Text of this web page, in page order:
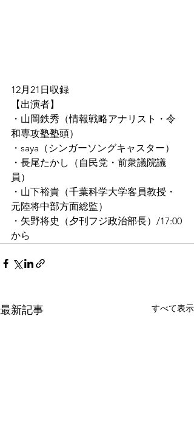
12月21日収録
【出演者】
・山岡鉄秀（情報戦略アナリスト・令
和専攻塾塾頭）
・saya（シンガーソングキャスター）
・長尾たかし（自民党・前衆議院議
員）
・山下裕貴（千葉科学大学客員教授・
元陸将中部方面総監）
・矢野将史（夕刊フジ政治部長）/17:00
から
最新記事 すべて表示